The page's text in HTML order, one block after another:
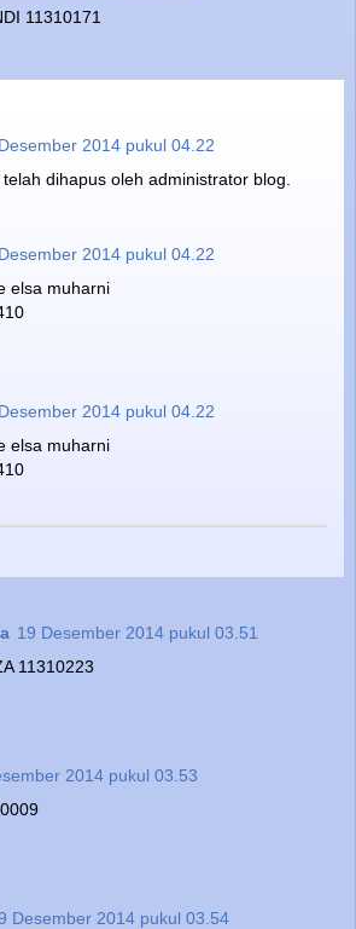
11310171
2014 pukul 04.22
dihapus oleh administrator blog.
2014 pukul 04.22
elsa muharni
2014 pukul 04.22
elsa muharni
19 Desember 2014 pukul 03.51
11310223
2014 pukul 03.53
Desember 2014 pukul 03.54